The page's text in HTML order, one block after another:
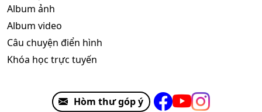
Album ảnh
Album video
Câu chuyện điển hình
Khóa học trực tuyến
Hòm thư góp ý